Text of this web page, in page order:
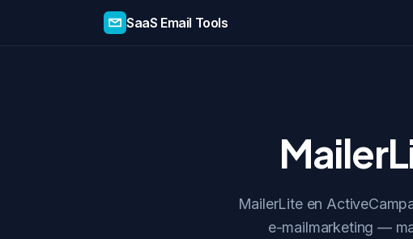
SaaS Email Tools
MailerLite en
e-mailmarketing —